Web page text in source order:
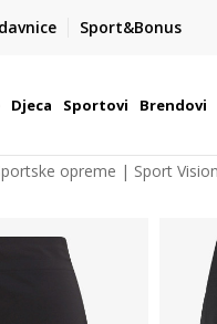
Sport&Bonus
NA : 055/490-400
Pet od 9h - 16h
Djeca Sportovi Brendovi
opreme | Sport Vision